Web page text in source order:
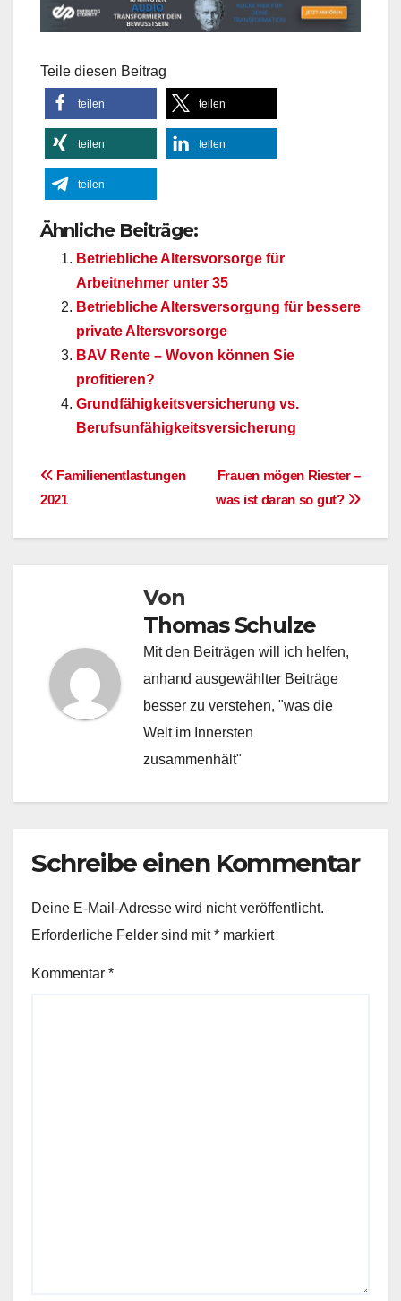
Teile diesen Beitrag
teilen teilen
teilen teilen
teilen
Ähnliche Beiträge:
Betriebliche Altersvorsorge für
Arbeitnehmer unter 35
Betriebliche Altersversorgung für bessere
private Altersvorsorge
BAV Rente – Wovon können Sie
profitieren?
Grundfähigkeitsversicherung vs.
Berufsunfähigkeitsversicherung
Beitragsnavigation
Frauen mögen Riester –
was ist daran so gut?
Familienentlastungen
2021
Von
Thomas Schulze
Mit den Beiträgen will ich helfen,
anhand ausgewählter Beiträge
besser zu verstehen, "was die
Welt im Innersten
zusammenhält"
Schreibe einen Kommentar
Deine E-Mail-Adresse wird nicht veröffentlicht.
Erforderliche Felder sind mit* markiert
Kommentar *